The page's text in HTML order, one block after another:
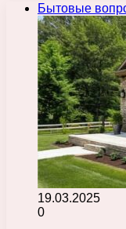
Бытовые
19.03.2025
0